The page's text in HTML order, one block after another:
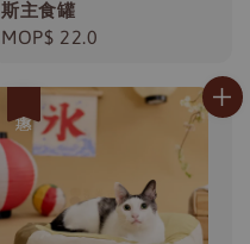
斯主食罐
Regular
MOP$ 22.0